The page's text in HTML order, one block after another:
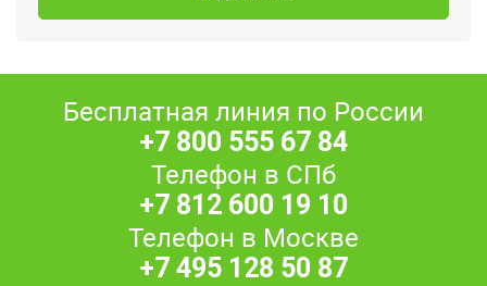
Бесплатная линия по России
+7 800 555 67 84
Телефон в СПб
+7 812 600 19 10
Телефон в Москве
+7 495 128 50 87